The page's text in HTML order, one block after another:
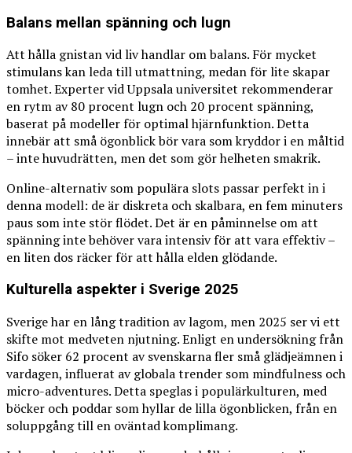
Balans mellan spänning och lugn
Att hålla gnistan vid liv handlar om balans. För mycket
stimulans kan leda till utmattning, medan för lite skapar
tomhet. Experter vid Uppsala universitet rekommenderar
en rytm av 80 procent lugn och 20 procent spänning,
baserat på modeller för optimal hjärnfunktion. Detta
innebär att små ögonblick bör vara som kryddor i en måltid
– inte huvudrätten, men det som gör helheten smakrik.
Online-alternativ som populära slots passar perfekt in i
denna modell: de är diskreta och skalbara, en fem minuters
paus som inte stör flödet. Det är en påminnelse om att
spänning inte behöver vara intensiv för att vara effektiv –
en liten dos räcker för att hålla elden glödande.
Kulturella aspekter i Sverige 2025
Sverige har en lång tradition av lagom, men 2025 ser vi ett
skifte mot medveten njutning. Enligt en undersökning från
Sifo söker 62 procent av svenskarna fler små glädjeämnen i
vardagen, influerat av globala trender som mindfulness och
micro-adventures. Detta speglas i populärkulturen, med
böcker och poddar som hyllar de lilla ögonblicken, från en
soluppgång till en oväntad komplimang.